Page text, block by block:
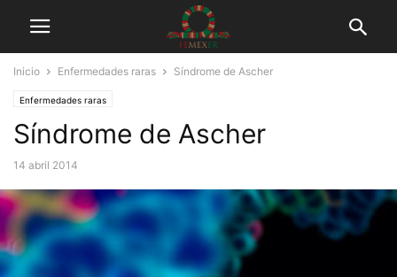
Inicio Enfermedades raras Síndrome de Ascher
Enfermedades raras
Síndrome de Ascher
14 abril 2014